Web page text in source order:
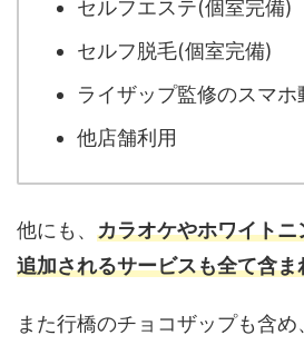
セルフエステ(個室完備)
セルフ脱毛(個室完備)
ライザップ監修のスマホ
他店舗利用
他にも、 カラオケやホワイト
追加されるサービスも全て含ま
また行橋のチョコザップも含